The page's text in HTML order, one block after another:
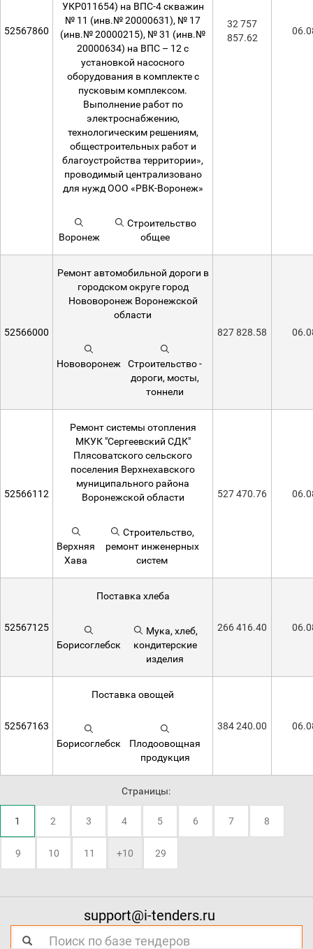
52567860
УКР011654) на ВПС-4 скважин
№ 11 (инв.№ 20000631), № 17
(инв.№ 20000215), № 31 (инв.№
20000634) на ВПС – 12 с
установкой насосного
оборудования в комплекте с
пусковым комплексом.
Выполнение работ по
электроснабжению,
технологическим решениям,
общестроительных работ и
благоустройства территории»,
проводимый централизовано
для нужд ООО «РВК-Воронеж»
Воронеж
Строительство
общее
32 757
857.62
52566000
Ремонт автомобильной дороги в
городском округе город
Нововоронеж Воронежской
области
Нововоронеж
Строительство -
дороги, мосты,
тоннели
827 828.58
52566112
Ремонт системы отопления
МКУК "Сергеевский СДК"
Плясоватского сельского
поселения Верхнехавского
муниципального района
Воронежской области
Верхняя
Хава
Строительство,
ремонт инженерных
систем
527 470.76
52567125
Поставка хлеба
Борисоглебск
Мука, хлеб,
кондитерские
изделия
266 416.40
52567163
Поставка овощей
Борисоглебск
Плодоовощная
продукция
384 240.00
Страницы:
1 2 3 4 5 6 7 8
9 10 11 +10 29
support@i-tenders.ru